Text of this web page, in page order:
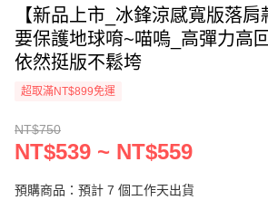
【新品上市_冰鋒涼感寬版落
要保護地球唷~喵嗚_高彈力高
依然挺版不鬆垮
超取滿NT$899免運
NT$750
NT$539 ~ NT$559
預購商品：預計 7 個工作天出貨